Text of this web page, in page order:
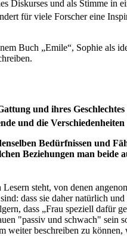
Diskurses und als Stimme in
für viele Forscher eine
Buch „Emile“, Sophie als
und ihres
und die
Bedürfnissen und
Beziehungen man beide
steht, von denen
dass sie daher natürlich
dass „Frau speziell dafür
"passiv und schwach" sein
weiter beschreiben zu